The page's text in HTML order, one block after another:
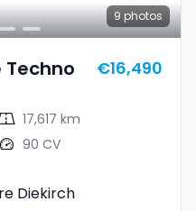
9 photos
Techno €16,490
17,617 km
90 CV
Diekirch